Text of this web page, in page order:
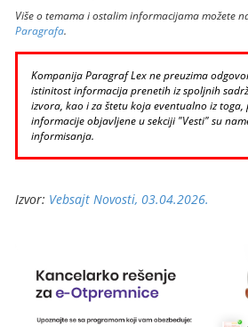
Više o temama i ostalim informacijama možete
Paragrafa.
Kompanija Paragraf Lex ne preuzima
istinitost informacija prenetih iz spoljnih
izvora, kao i za štetu koja eventualno iz toga,
informacije objavljene u sekciji "Vesti" su
informisanja.
Izvor: Vebsajt Novosti, 03.04.2026.